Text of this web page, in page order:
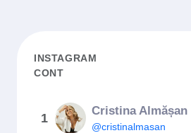
INSTAGRAM
CONT
1
Cristina Almășan
@cristinalmasan